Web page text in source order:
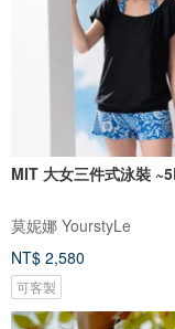
MIT 大女三件式泳裝
莫妮娜 YourstyLe
NT$ 2,580
可客製